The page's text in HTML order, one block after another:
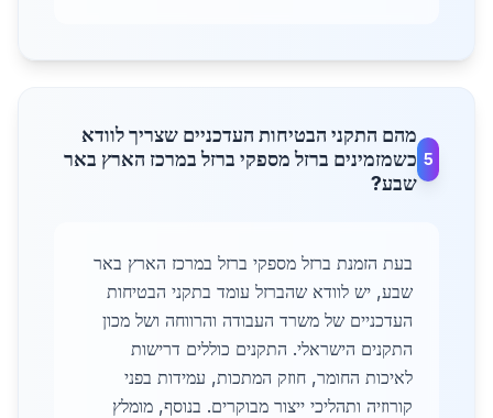
5
מהם התקני הבטיחות העדכניים שצריך לוודא
כשמזמינים ברזל מספקי ברזל במרכז הארץ באר
שבע?
בעת הזמנת ברזל מספקי ברזל במרכז הארץ באר
שבע, יש לוודא שהברזל עומד בתקני הבטיחות
העדכניים של משרד העבודה והרווחה ושל מכון
התקנים הישראלי. התקנים כוללים דרישות
לאיכות החומר, חוזק המתכות, עמידות בפני
קורוזיה ותהליכי ייצור מבוקרים. בנוסף, מומלץ